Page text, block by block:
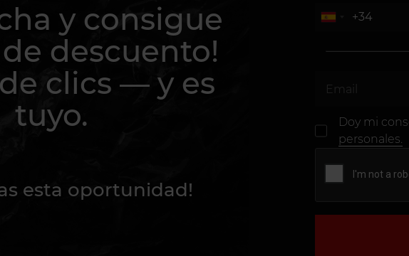
y consigue
descuento!
clics — y es
tuyo.
esta oportunidad!
Doy mi
personales.